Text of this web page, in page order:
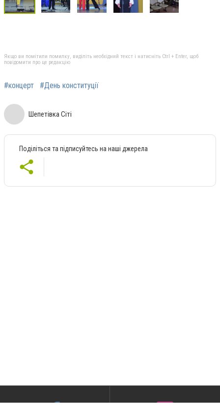
Якщо ви помітили помилку, виділіть необхідний текст і натисніть Ctrl + Enter, щоб
повідомити про це редакцію
#концерт #День конституції
Шепетівка Сіті
Поділіться та підписуйтесь на наші джерела